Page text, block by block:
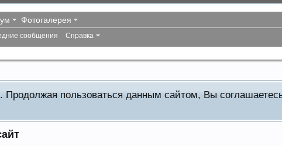
Продолжая пользоваться данным сайтом, Вы
сообщения Справка
Фотогалерея